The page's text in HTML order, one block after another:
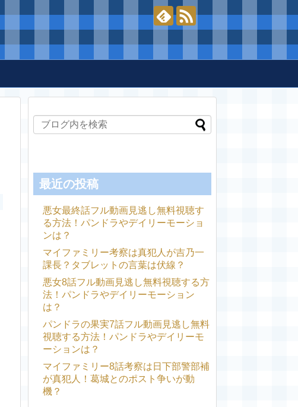
最近の投稿
悪女最終話フル動画見逃し無料視聴す
る方法！パンドラやデイリーモーショ
ンは？
マイファミリー考察は真犯人が吉乃一
課長？タブレットの言葉は伏線？
悪女8話フル動画見逃し無料視聴する方
法！パンドラやデイリーモーション
は？
パンドラの果実7話フル動画見逃し無料
視聴する方法！パンドラやデイリーモ
ーションは？
マイファミリー8話考察は日下部警部補
が真犯人！葛城とのポスト争いが動
機？